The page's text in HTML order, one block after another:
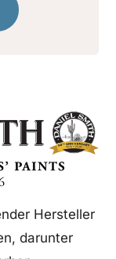
Hersteller
darunter